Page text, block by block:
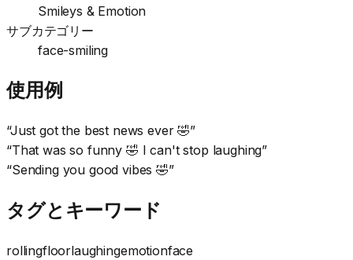
Smileys & Emotion
サブカテゴリー
face-smiling
使用例
“Just got the best news ever 🤣”
“That was so funny 🤣 I can't stop laughing”
“Sending you good vibes 🤣”
タグとキーワード
rollingfloorlaughingemotionface